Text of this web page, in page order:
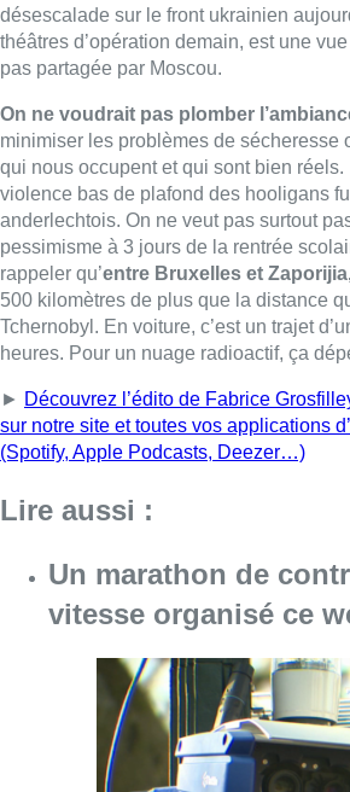
désescalade sur le front ukrainien
théâtres d’opération demain, est une vue
pas partagée par Moscou.
On ne voudrait pas plomber
minimiser les problèmes de sécheresse
qui nous occupent et qui sont bien
violence bas de plafond des hooligans
anderlechtois. On ne veut pas surtout
pessimisme à 3 jours de la rentrée
rappeler qu’entre Bruxelles et
500 kilomètres de plus que la distance
Tchernobyl. En voiture, c’est un trajet
heures. Pour un nuage radioactif, ça
► Découvrez l’édito de Fabrice
sur notre site et toutes vos applications
(Spotify, Apple Podcasts, Deezer…)
Lire aussi :
Un marathon de
vitesse organisé ce